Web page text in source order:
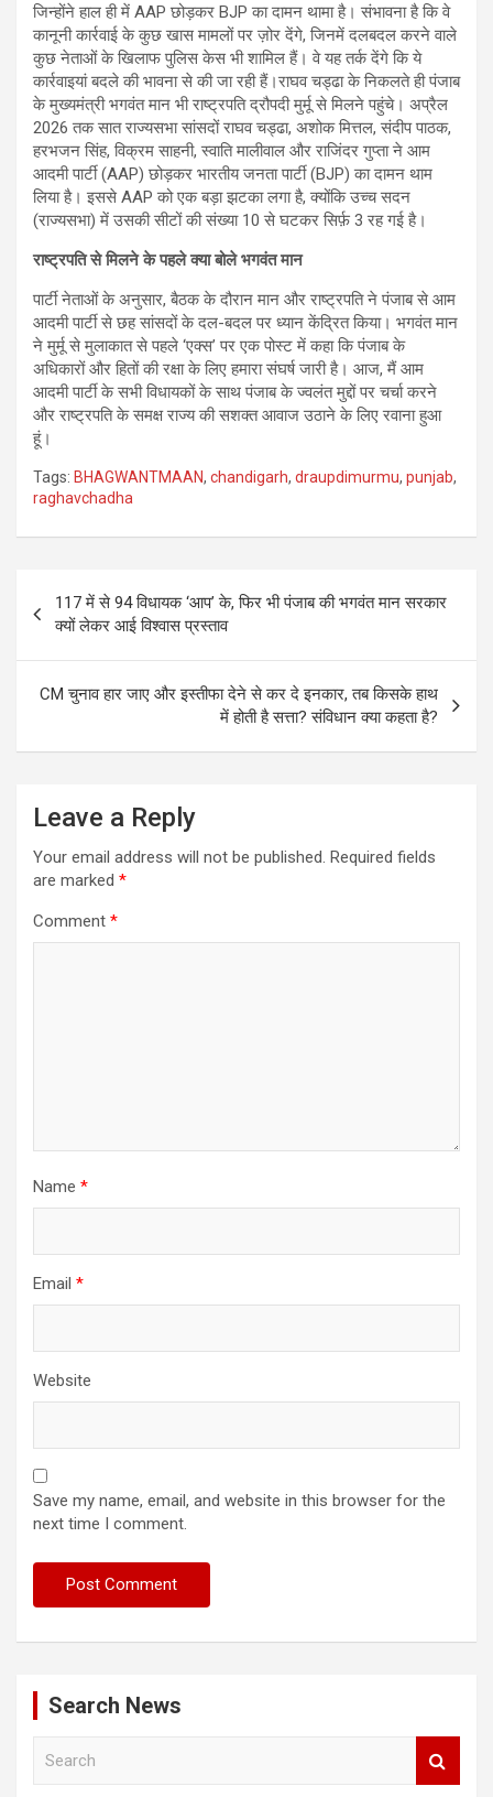
जिन्होंने हाल ही में AAP छोड़कर BJP का दामन थामा है। संभावना है कि वे
कानूनी कार्रवाई के कुछ खास मामलों पर ज़ोर देंगे, जिनमें दलबदल करने वाले
कुछ नेताओं के खिलाफ पुलिस केस भी शामिल हैं। वे यह तर्क देंगे कि ये
कार्रवाइयां बदले की भावना से की जा रही हैं।राघव चड्ढा के निकलते ही पंजाब
के मुख्यमंत्री भगवंत मान भी राष्ट्रपति द्रौपदी मुर्मू से मिलने पहुंचे। अप्रैल
2026 तक सात राज्यसभा सांसदों राघव चड्ढा, अशोक मित्तल, संदीप पाठक,
हरभजन सिंह, विक्रम साहनी, स्वाति मालीवाल और राजिंदर गुप्ता ने आम
आदमी पार्टी (AAP) छोड़कर भारतीय जनता पार्टी (BJP) का दामन थाम
लिया है। इससे AAP को एक बड़ा झटका लगा है, क्योंकि उच्च सदन
(राज्यसभा) में उसकी सीटों की संख्या 10 से घटकर सिर्फ़ 3 रह गई है।
राष्ट्रपति से मिलने के पहले क्या बोले भगवंत मान
पार्टी नेताओं के अनुसार, बैठक के दौरान मान और राष्ट्रपति ने पंजाब से आम
आदमी पार्टी से छह सांसदों के दल-बदल पर ध्यान केंद्रित किया। भगवंत मान
ने मुर्मू से मुलाकात से पहले ‘एक्स’ पर एक पोस्ट में कहा कि पंजाब के
अधिकारों और हितों की रक्षा के लिए हमारा संघर्ष जारी है। आज, मैं आम
आदमी पार्टी के सभी विधायकों के साथ पंजाब के ज्वलंत मुद्दों पर चर्चा करने
और राष्ट्रपति के समक्ष राज्य की सशक्त आवाज उठाने के लिए रवाना हुआ
हूं।
Tags: BHAGWANTMAAN, chandigarh, draupdimurmu, punjab,
raghavchadha
navigation
117 में से 94 विधायक ‘आप’ के, फिर भी पंजाब की भगवंत मान सरकार
क्यों लेकर आई विश्वास प्रस्ताव
CM चुनाव हार जाए और इस्तीफा देने से कर दे इनकार, तब किसके हाथ
में होती है सत्ता? संविधान क्या कहता है?
Leave a Reply
Your email address will not be published. Required fields
are marked *
Comment *
Name *
Email *
Website
Save my name, email, and website in this browser for the
next time I comment.
Search News